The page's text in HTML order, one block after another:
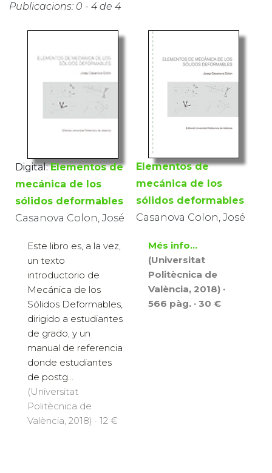
Publicacions: 0 - 4 de 4
Digital: Elementos de
mecánica de los
sólidos deformables
Casanova Colon, José
Este libro es, a la vez,
un texto
introductorio de
Mecánica de los
Sólidos Deformables,
dirigido a estudiantes
de grado, y un
manual de referencia
donde estudiantes
de postg...
(Universitat
Politècnica de
València, 2018) · 12 €
Elementos de
mecánica de los
sólidos deformables
Casanova Colon, José
Més info...
(Universitat
Politècnica de
València, 2018) ·
566 pàg. · 30 €